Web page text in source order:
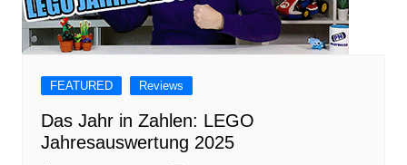
FEATURED Reviews
Das Jahr in Zahlen: LEGO
Jahresauswertung 2025